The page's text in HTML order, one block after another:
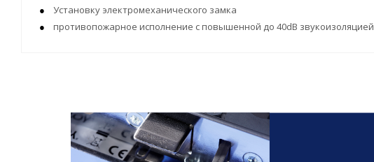
Установку электромеханического замка
противопожарное исполнение с повышенной до 40dB звукоизоляцией